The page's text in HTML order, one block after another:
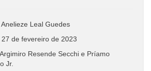
Leal Guedes
27 de fevereiro de 2023
Resende Secchi e Príamo
Jr.